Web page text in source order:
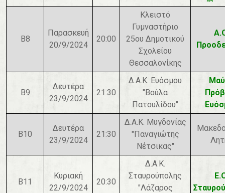
Β8
Παρασκευή
20/9/2024
20:00
Κλειστό
Γυμναστήριο
25ου Δημοτικού
Σχολείου
Θεσσαλονίκης
Β9
Δευτέρα
23/9/2024
21:30
Δ.Α.Κ. Ευόσμου
"Βούλα
Πατουλίδου"
Β10
Δευτέρα
23/9/2024
21:30
Δ.Α.Κ. Μυγδονίας
"Παναγιώτης
Νέτσικας"
Β11
Κυριακή
22/9/2024
20:30
Δ.Α.Κ.
Σταυρούπολης
"Λάζαρος